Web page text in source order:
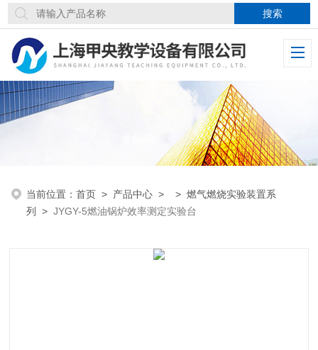
当前位置：首页 > 产品中心 > >燃气燃烧实验装置系
列
>JYGY-5燃油锅炉效率测定实验台